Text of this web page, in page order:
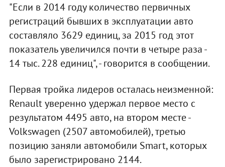
"Если в 2014 году количество первичных
регистраций бывших в эксплуатации авто
составляло 3629 единиц, за 2015 год этот
показатель увеличился почти в четыре раза -
14 тыс. 228 единиц", - говорится в сообщении.
Первая тройка лидеров осталась неизменной:
Renault уверенно удержал первое место с
результатом 4495 авто, на втором месте -
Volkswagen (2507 автомобилей), третью
позицию заняли автомобили Smart, которых
было зарегистрировано 2144.